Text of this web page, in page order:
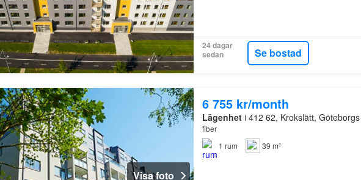
24 dagar
sedan
Se bostad
Visa foto
6 755 kr/month
Lägenheti 412 62, Krokslätt,
fiber
1 rum 39 m²